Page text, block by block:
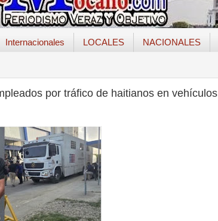
Internacionales LOCALES NACIONALES
por tráfico de haitianos en vehículos